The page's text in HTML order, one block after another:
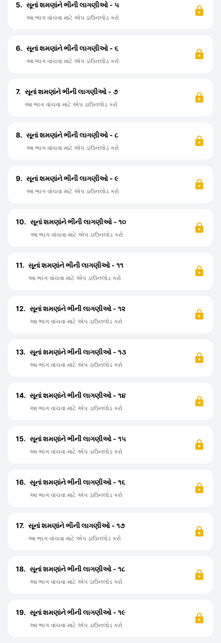
5. સૂનાં શમણાંને ભીની લાગણીઓ - ૫
આ ભાગ વાંચવા માટે એપ ડાઉનલોડ કરો
6. સૂનાં શમણાંને ભીની લાગણીઓ - ૬
આ ભાગ વાંચવા માટે એપ ડાઉનલોડ કરો
7. સૂનાં શમણાંને ભીની લાગણીઓ - ૭
આ ભાગ વાંચવા માટે એપ ડાઉનલોડ કરો
8. સૂનાં શમણાંને ભીની લાગણીઓ - ૮
આ ભાગ વાંચવા માટે એપ ડાઉનલોડ કરો
9. સૂનાં શમણાંને ભીની લાગણીઓ - ૯
આ ભાગ વાંચવા માટે એપ ડાઉનલોડ કરો
10. સૂનાં શમણાંને ભીની લાગણીઓ - ૧૦
આ ભાગ વાંચવા માટે એપ ડાઉનલોડ કરો
11. સૂનાં શમણાંને ભીની લાગણીઓ - ૧૧
આ ભાગ વાંચવા માટે એપ ડાઉનલોડ કરો
12. સૂનાં શમણાંને ભીની લાગણીઓ - ૧૨
આ ભાગ વાંચવા માટે એપ ડાઉનલોડ કરો
13. સૂનાં શમણાંને ભીની લાગણીઓ - ૧૩
આ ભાગ વાંચવા માટે એપ ડાઉનલોડ કરો
14. સૂનાં શમણાંને ભીની લાગણીઓ - ૧૪
આ ભાગ વાંચવા માટે એપ ડાઉનલોડ કરો
15. સૂનાં શમણાંને ભીની લાગણીઓ - ૧૫
આ ભાગ વાંચવા માટે એપ ડાઉનલોડ કરો
16. સૂનાં શમણાંને ભીની લાગણીઓ - ૧૬
આ ભાગ વાંચવા માટે એપ ડાઉનલોડ કરો
17. સૂનાં શમણાંને ભીની લાગણીઓ - ૧૭
આ ભાગ વાંચવા માટે એપ ડાઉનલોડ કરો
18. સૂનાં શમણાંને ભીની લાગણીઓ - ૧૮
આ ભાગ વાંચવા માટે એપ ડાઉનલોડ કરો
19. સૂનાં શમણાંને ભીની લાગણીઓ - ૧૯
આ ભાગ વાંચવા માટે એપ ડાઉનલોડ કરો